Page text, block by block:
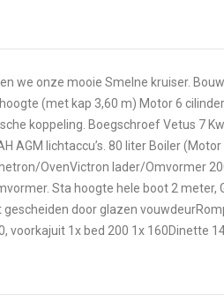
we onze mooie Smelne kruiser.
(met kap 3,60 m) Motor 6
koppeling. Boegschroef Vetus 7
AGM lichtaccu’s. 80 liter Boiler
OvenVictron lader/Omvormer
Sta hoogte hele boot 2 meter,
door glazen
voorkajuit 1x bed 200 1x 160Dinette